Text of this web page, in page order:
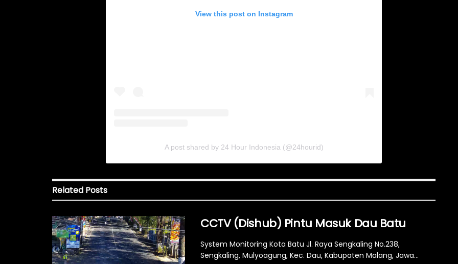
View this post on Instagram
A post shared by 24 Hour Indonesia (@24hourid)
Related Posts
CCTV (Dishub) Pintu Masuk Dau Batu
System Monitoring Kota Batu Jl. Raya Sengkaling No.238,
Sengkaling, Mulyoagung, Kec. Dau, Kabupaten Malang, Jawa...